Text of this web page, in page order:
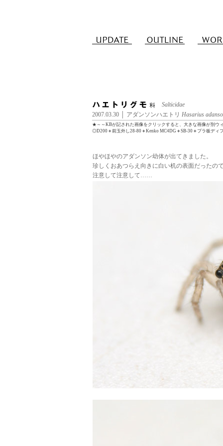
Salticidae
2007.03.30 │ アダンソンハエトリ Hasarius
★～～KBが記された画像をクリックすると、大きな画像が別ウ
◎D200 ＋前玉外し28-80 ＋Kenko MC4DG ＋SB-30 ＋プラ板ディ
ほやほやのアダンソン幼体が出てきました。
珍しくおあつらえ向きに白い机の表面だったの
注意して注意して……